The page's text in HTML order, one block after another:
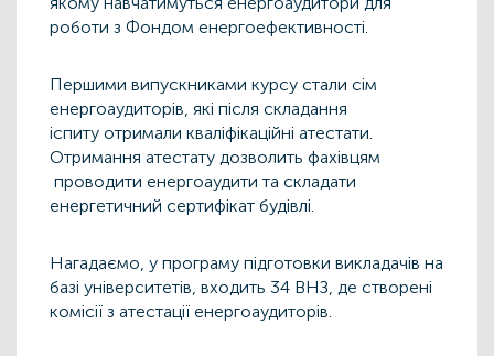
роботи з Фондом енергоефективності.
Першими випускниками курсу стали сім
енергоаудиторів, які після складання
іспиту отримали кваліфікаційні атестати.
Отримання атестату дозволить фахівцям
проводити енергоаудити та складати
енергетичний сертифікат будівлі.
Нагадаємо, у програму підготовки викладачів на
базі університетів, входить 34 ВНЗ, де створені
комісії з атестації енергоаудиторів.